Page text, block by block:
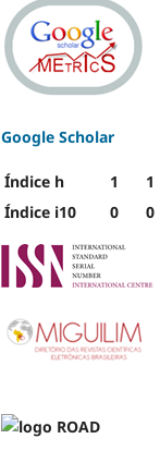
Google Scholar
Índice h 1
1
Índice i10
0 0